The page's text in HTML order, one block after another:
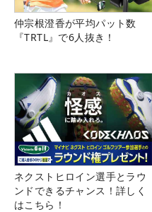
仲宗根澄香が平均パット数
『TRTL』で6人抜き！
ネクストヒロイン選手とラウ
ンドできるチャンス！詳しく
はこちら！